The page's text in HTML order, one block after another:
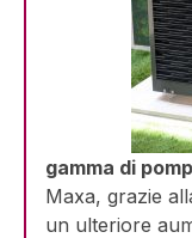
gamma di
Maxa, grazie
un ulteriore